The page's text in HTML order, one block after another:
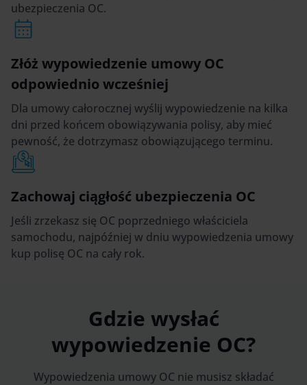
ubezpieczenia OC.
Złóż wypowiedzenie umowy OC
odpowiednio wcześniej
Dla umowy całorocznej wyślij wypowiedzenie na kilka
dni przed końcem obowiązywania polisy, aby mieć
pewność, że dotrzymasz obowiązującego terminu.
Zachowaj ciągłość ubezpieczenia OC
Jeśli zrzekasz się OC poprzedniego właściciela
samochodu, najpóźniej w dniu wypowiedzenia umowy
kup polisę OC na cały rok.
Gdzie wysłać
wypowiedzenie OC?
Wypowiedzenia umowy OC nie musisz składać